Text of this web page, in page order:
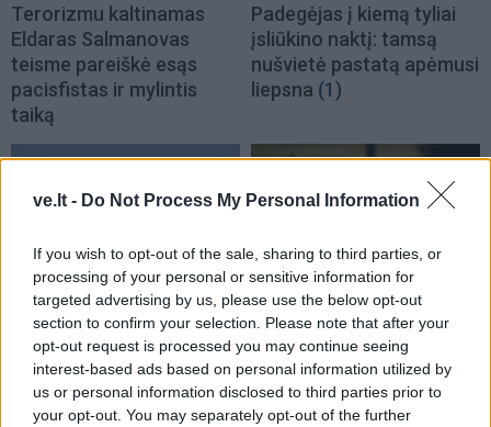
ve.lt - Do Not Process My Personal Information
If you wish to opt-out of the sale, sharing to third parties, or
processing of your personal or sensitive information for
targeted advertising by us, please use the below opt-out
section to confirm your selection. Please note that after your
opt-out request is processed you may continue seeing
interest-based ads based on personal information utilized by
us or personal information disclosed to third parties prior to
your opt-out. You may separately opt-out of the further
Terorizmu kaltinamas
Eldaras Salmanovas
teisme pareiškė esąs
pacisfistas ir mylintis
taiką
Padegėjas į kiemą tyliai
įsliūkino naktį: tamsą
nušvietė pastatą apėmusi
liepsna (1)
Kriminalai
Muitininko Dulaičio
pasekėjas nušovė gandrą
(3)
Kriminalai
Pamiršo, kad namai jau
priklauso kitiems:
nostalgija daiktams
privertė griebtis smurto